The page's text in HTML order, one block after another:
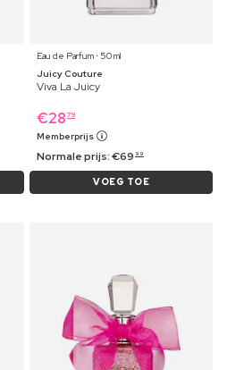
Eau de Parfum ⋅ 50 ml
Juicy Couture
Viva La Juicy
€28 79
Memberprijs
Normale prijs:€69 99
VOEG TOE